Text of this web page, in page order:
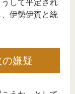
して平定され
伊勢伊賀と統
嫌疑